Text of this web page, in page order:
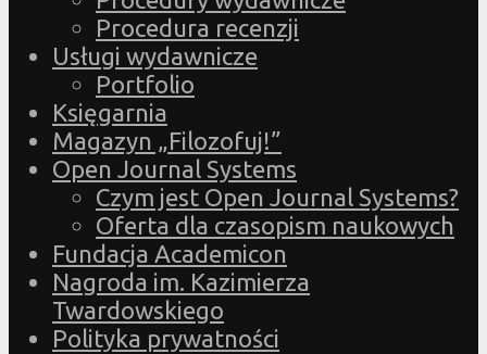
Procedura recenzji
Usługi wydawnicze
Portfolio
Księgarnia
Magazyn „Filozofuj!”
Open Journal Systems
Czym jest Open Journal Systems?
Oferta dla czasopism naukowych
Fundacja Academicon
Nagroda im. Kazimierza
Twardowskiego
Polityka prywatności